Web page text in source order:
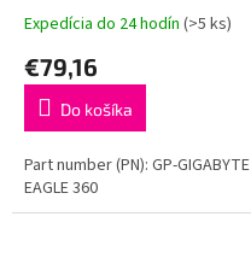
360
Expedícia do 24 hodín (>5 ks)
€79,16
Do košíka
Part number (PN): GP-GIGABYTE
EAGLE 360